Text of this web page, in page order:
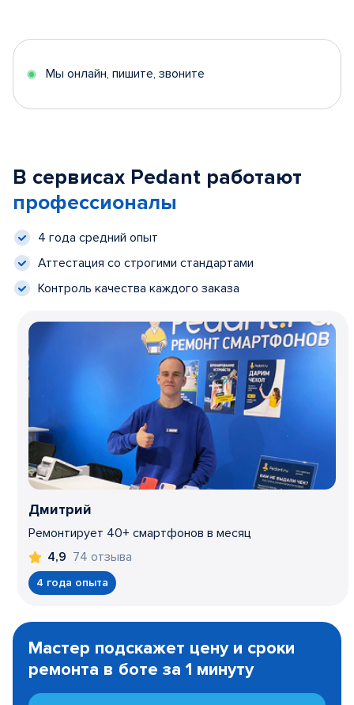
Мы онлайн, пишите, звоните
В сервисах Pedant работают
профессионалы
4 года средний опыт
Аттестация со строгими стандартами
Контроль качества каждого заказа
Дмитрий
Ремонтирует 40+ смартфонов в месяц
4,9 74 отзыва
4 года опыта
1
Мастер подскажет цену и сроки
ремонта в боте за 1 минуту